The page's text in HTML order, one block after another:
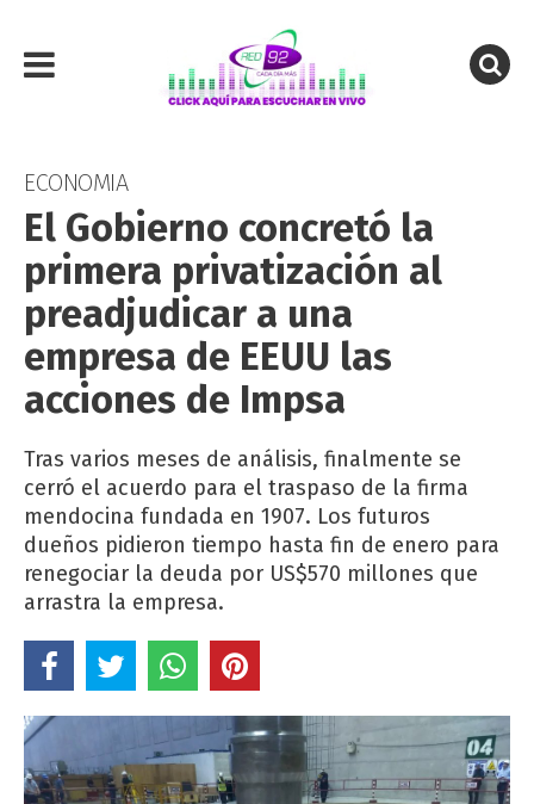
ECONOMIA
El Gobierno concretó la
primera privatización al
preadjudicar a una
empresa de EEUU las
acciones de Impsa
Tras varios meses de análisis, finalmente se
cerró el acuerdo para el traspaso de la firma
mendocina fundada en 1907. Los futuros
dueños pidieron tiempo hasta fin de enero para
renegociar la deuda por US$570 millones que
arrastra la empresa.